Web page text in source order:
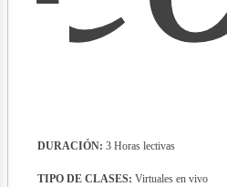
TIPO DE CLASES: Virtuales en vivo
DURACIÓN: 3 Horas lectivas